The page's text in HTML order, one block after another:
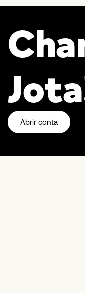
Abrir conta